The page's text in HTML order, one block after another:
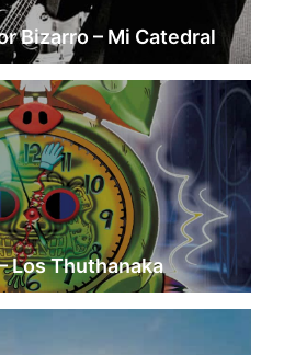
Bizarro – Mi Catedral
Los Thuthanaka